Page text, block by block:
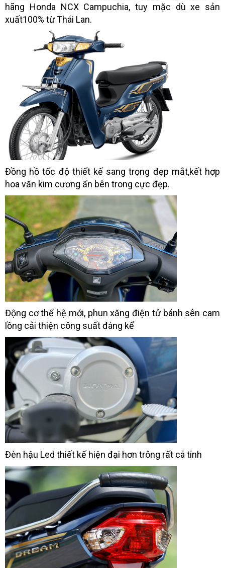
hãng Honda NCX Campuchia, tuy mặc dù xe sản
xuất100% từ Thái Lan.
Đồng hồ tốc độ thiết kế sang trọng đẹp mắt,kết hợp
hoa văn kim cương ẩn bên trong cực đẹp.
Động cơ thế hệ mới, phun xăng điện tử bánh sên cam
lồng cải thiện công suất đáng kể
Đèn hậu Led thiết kế hiện đại hơn trông rất cá tính